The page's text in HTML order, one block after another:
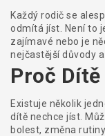
Každý rodič se
odmítá jíst. Není to
zajímavé nebo je
nejčastější důvody
Proč
Existuje několik
dítě nechce jíst.
bolest, změna